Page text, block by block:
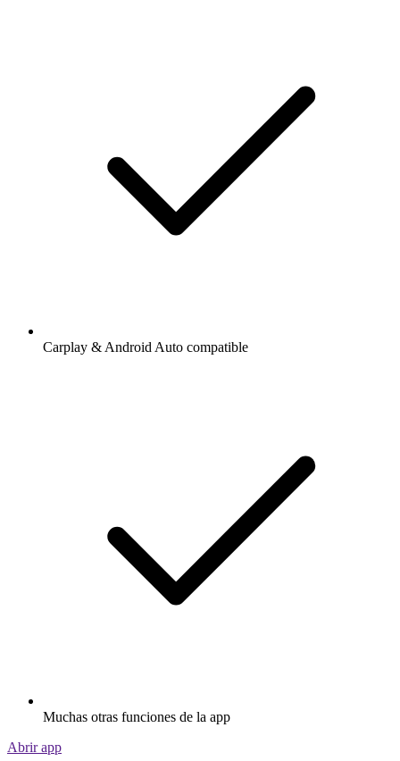
Carplay & Android Auto compatible
Muchas otras funciones de la app
Abrir app